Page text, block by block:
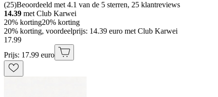
(25)Beoordeeld met 4.1 van de 5 sterren, 25 klantreviews
14.39 met Club Karwei
20% korting20% korting
20% korting, voordeelprijs: 14.39 euro met Club Karwei
17.99
Prijs: 17.99 euro